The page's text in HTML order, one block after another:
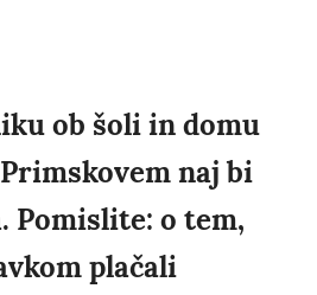
ob šoli in domu
naj bi
Pomislite: o tem,
plačali